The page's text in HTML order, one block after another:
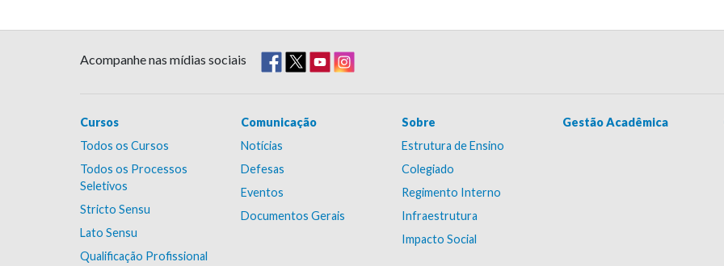
Acompanhe nas mídias sociais
Cursos
Todos os Cursos
Todos os Processos
Seletivos
Stricto Sensu
Lato Sensu
Qualificação Profissional
Comunicação
Notícias
Defesas
Eventos
Documentos Gerais
Sobre
Estrutura de Ensino
Colegiado
Regimento Interno
Infraestrutura
Impacto Social
Gestão Acadêmica